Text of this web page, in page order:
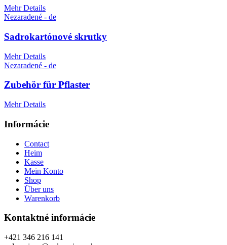
Mehr Details
Nezaradené - de
Sadrokartónové skrutky
Mehr Details
Nezaradené - de
Zubehör für Pflaster
Mehr Details
Informácie
Contact
Heim
Kasse
Mein Konto
Shop
Über uns
Warenkorb
Kontaktné informácie
+421 346 216 141